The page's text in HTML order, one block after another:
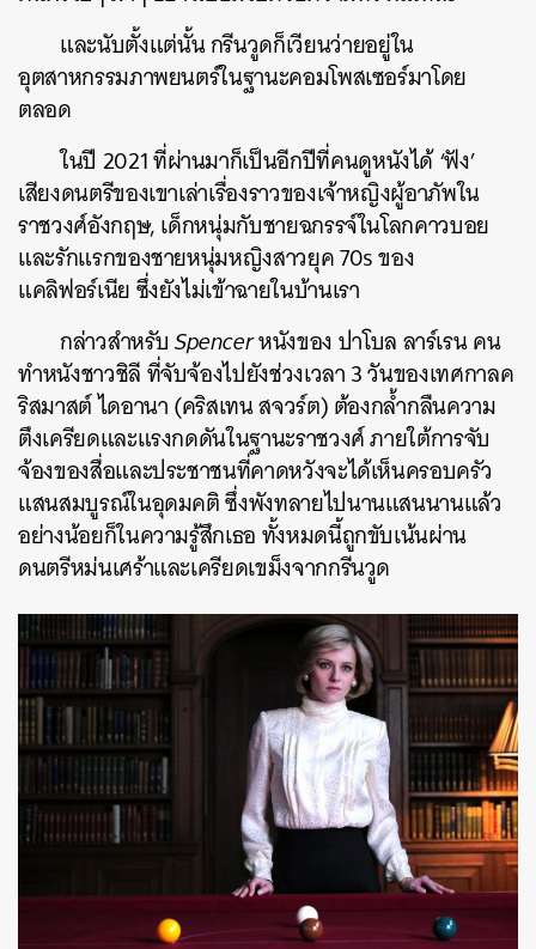
และนับตั้งแต่นั้น กรีนวูดก็เวียนว่ายอยู่ใน
อุตสาหกรรมภาพยนตร์ในฐานะคอมโพสเซอร์มาโดย
ตลอด
ในปี 2021 ที่ผ่านมาก็เป็นอีกปีที่คนดูหนังได้ ‘ฟัง’
เสียงดนตรีของเขาเล่าเรื่องราวของเจ้าหญิงผู้อาภัพใน
ราชวงศ์อังกฤษ, เด็กหนุ่มกับชายฉกรรจ์ในโลกคาวบอย
และรักแรกของชายหนุ่มหญิงสาวยุค 70s ของ
แคลิฟอร์เนีย ซึ่งยังไม่เข้าฉายในบ้านเรา
กล่าวสำหรับSpencerหนังของ ปาโบล ลาร์เรน คน
ทำหนังชาวชิลี ที่จับจ้องไปยังช่วงเวลา 3 วันของเทศกาลค
ริสมาสต์ ไดอานา (คริสเทน สจวร์ต) ต้องกล้ำกลืนความ
ตึงเครียดและแรงกดดันในฐานะราชวงศ์ ภายใต้การจับ
จ้องของสื่อและประชาชนที่คาดหวังจะได้เห็นครอบครัว
แสนสมบูรณ์ในอุดมคติ ซึ่งพังทลายไปนานแสนนานแล้ว
อย่างน้อยก็ในความรู้สึกเธอ ทั้งหมดนี้ถูกขับเน้นผ่าน
ดนตรีหม่นเศร้าและเครียดเขม็งจากกรีนวูด